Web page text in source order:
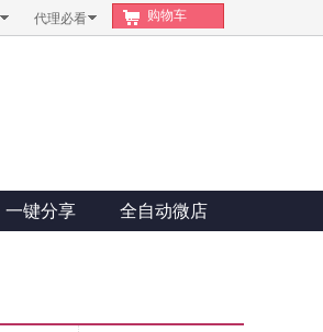
代理必看 购物车
一键分享 全自动微店